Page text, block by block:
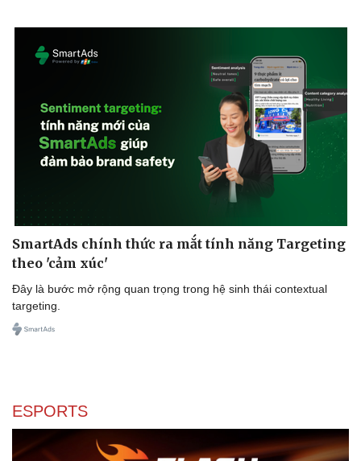
SmartAds chính thức ra mắt tính năng Targeting
theo 'cảm xúc'
Đây là bước mở rộng quan trọng trong hệ sinh thái contextual
targeting.
ESPORTS